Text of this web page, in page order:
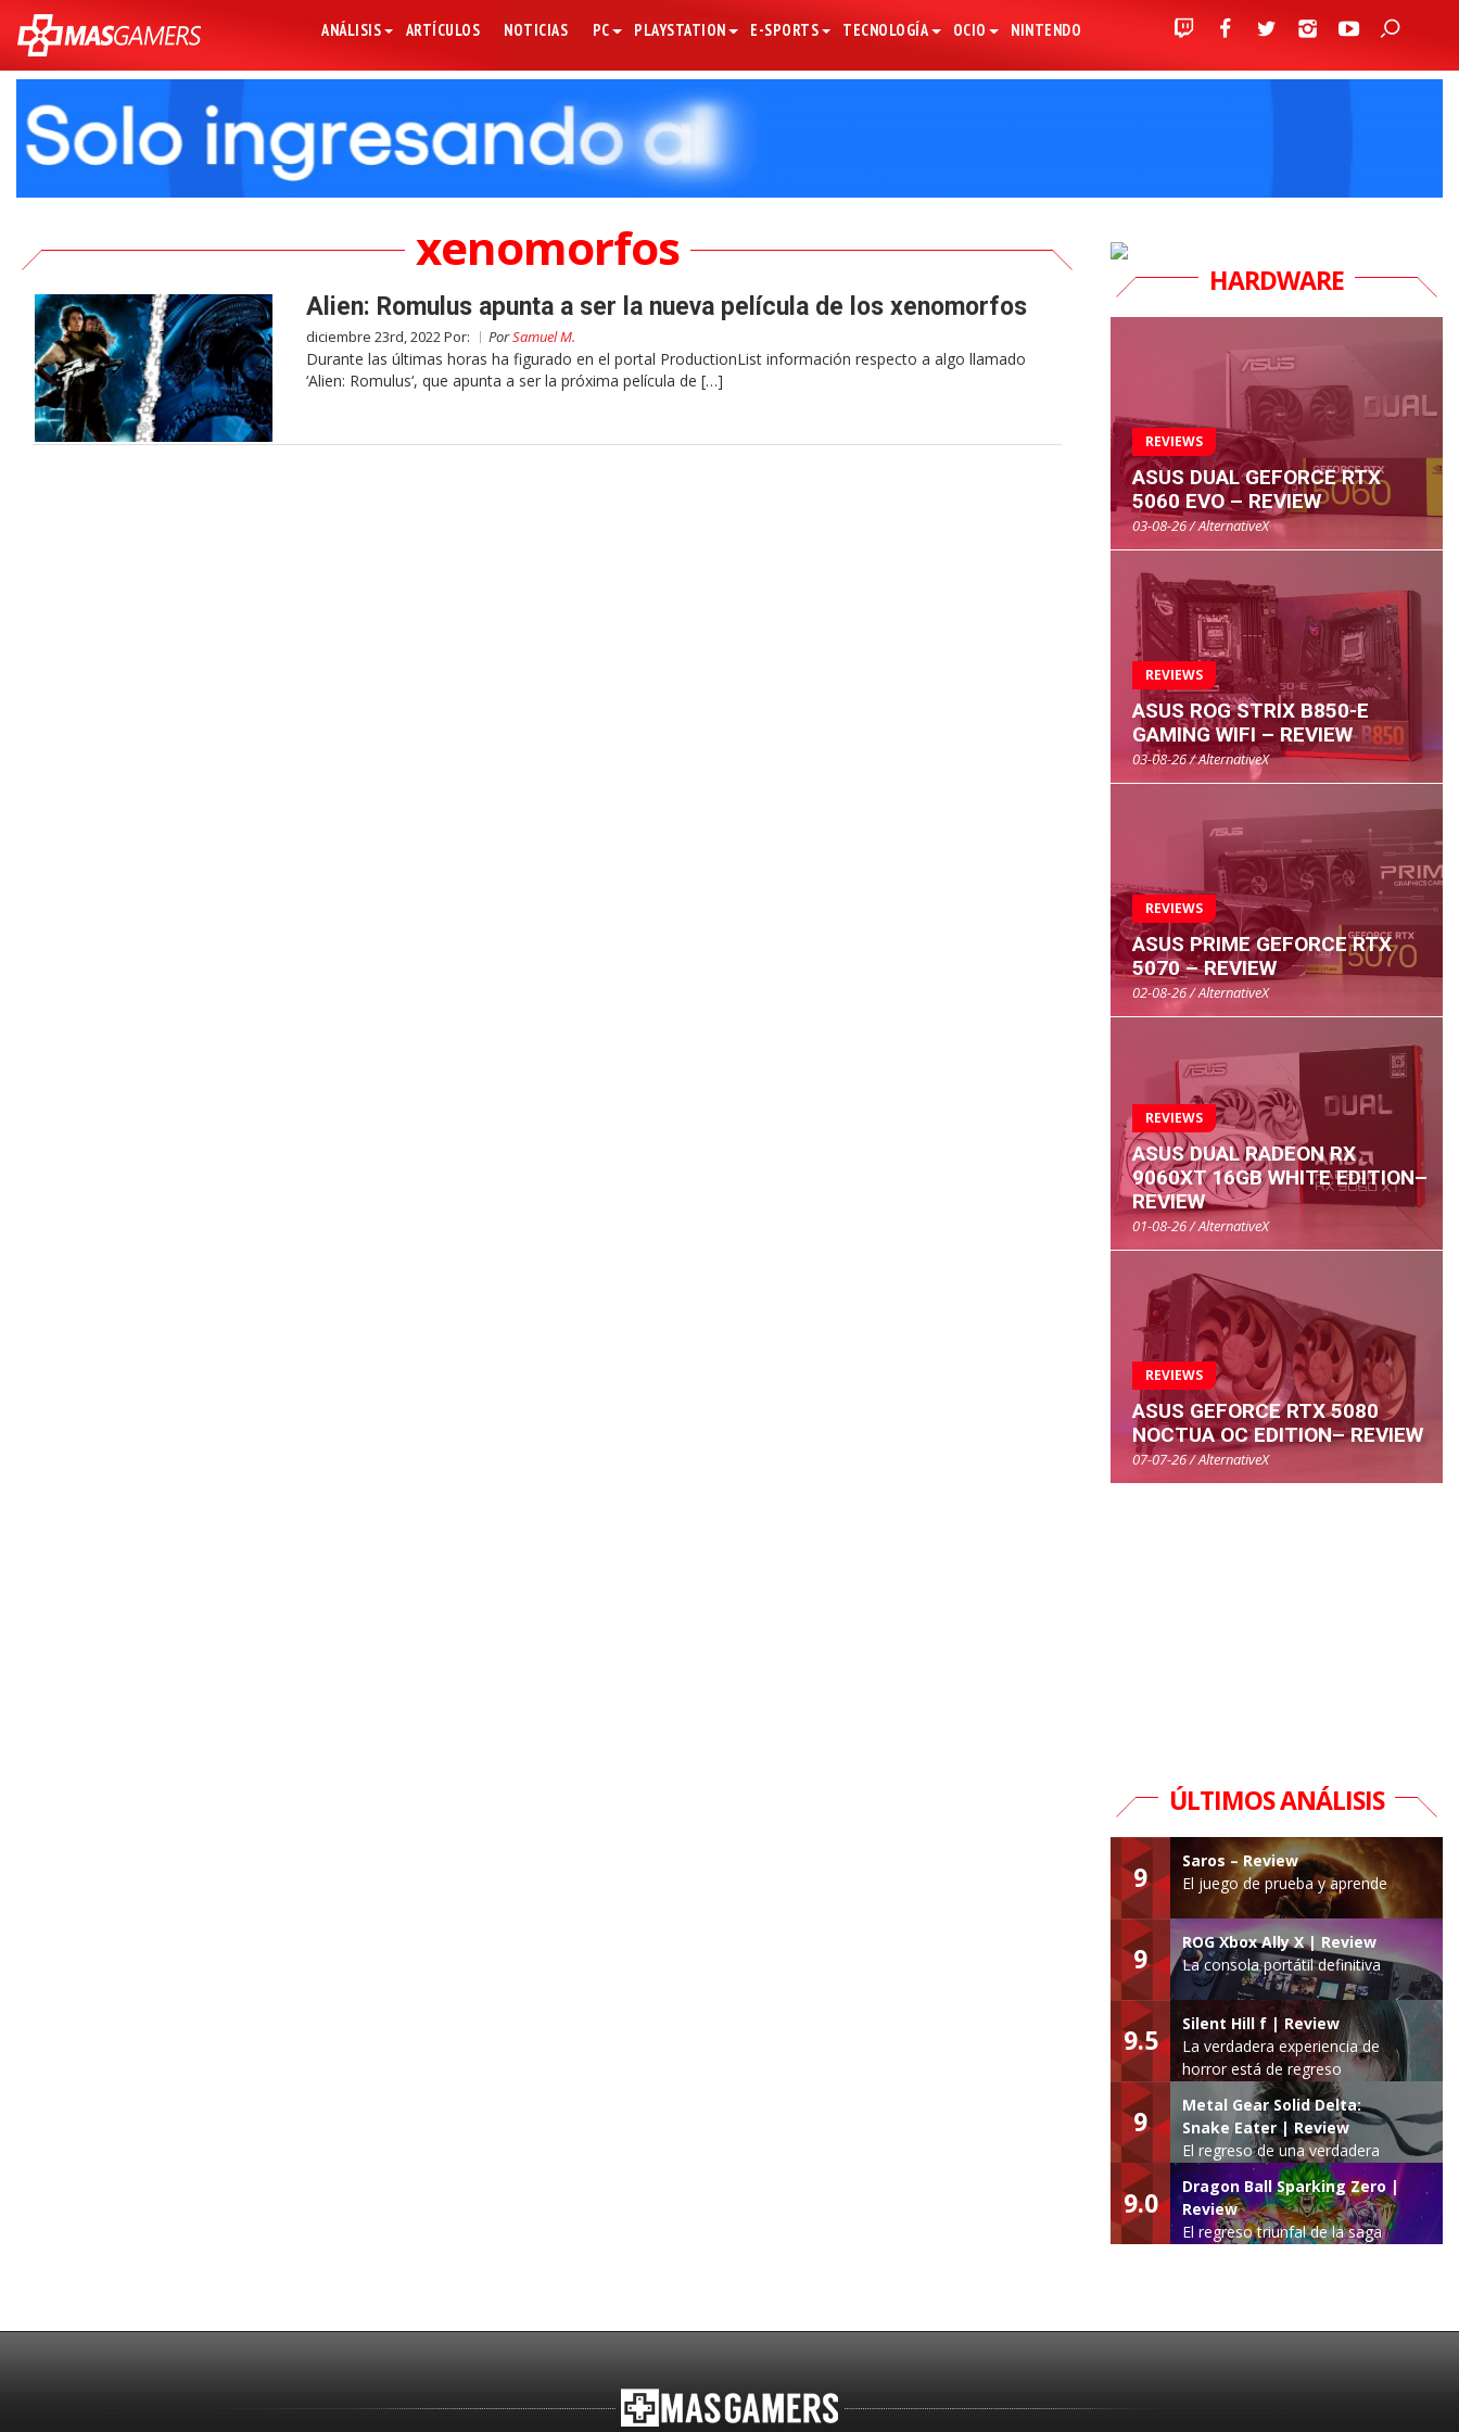
ANÁLISIS ARTÍCULOS NOTICIAS PC PLAYSTATION E-SPORTS TECNOLOGÍA OCIO NINTENDO
xenomorfos
Alien: Romulus apunta a ser la nueva película de los xenomorfos
diciembre 23rd, 2022 Por: PorSamuel M.
Durante las últimas horas ha figurado en el portal ProductionList información respecto a algo llamado
‘Alien: Romulus‘, que apunta a ser la próxima película de […]
HARDWARE
REVIEWS
ASUS DUAL GEFORCE RTX
5060 EVO – REVIEW
03-08-26 / AlternativeX
REVIEWS
ASUS ROG STRIX B850-E
GAMING WIFI – REVIEW
03-08-26 / AlternativeX
REVIEWS
ASUS PRIME GEFORCE RTX
5070 – REVIEW
02-08-26 / AlternativeX
REVIEWS
ASUS DUAL RADEON RX
9060XT 16GB WHITE EDITION–
REVIEW
01-08-26 / AlternativeX
REVIEWS
ASUS GEFORCE RTX 5080
NOCTUA OC EDITION– REVIEW
07-07-26 / AlternativeX
ÚLTIMOS ANÁLISIS
9
Saros – Review
El juego de prueba y aprende
9
ROG Xbox Ally X | Review
La consola portátil definitiva
9.5
Silent Hill f | Review
La verdadera experiencia de
horror está de regreso
9
Metal Gear Solid Delta:
Snake Eater | Review
El regreso de una verdadera
leyenda
9.0
Dragon Ball Sparking Zero |
Review
El regreso triunfal de la saga